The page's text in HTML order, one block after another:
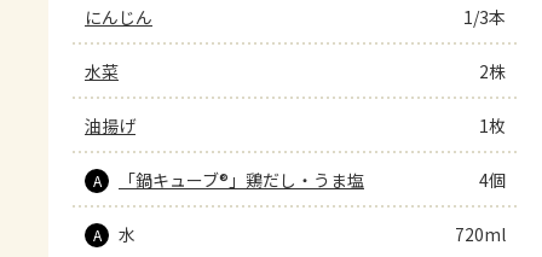
にんじん 1/3本
水菜 2株
油揚げ 1枚
A 「鍋キューブ®」鶏だし・うま塩 4個
A 水 720ml